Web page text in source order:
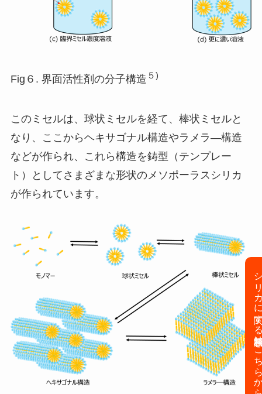
Fig６. 界面活性剤の分子構造 ５)
このミセルは、球状ミセルを経て、棒状ミセルと
なり、ここからヘキサゴナル構造やラメラ―構造
などが作られ、これら構造を鋳型（テンプレー
ト）としてさまざまな形状のメソポーラスシリカ
が作られています。
シリカに関する